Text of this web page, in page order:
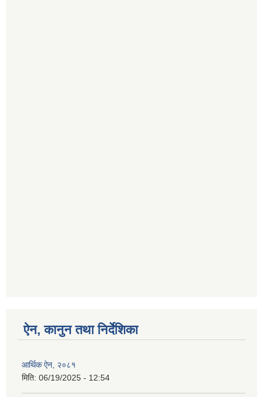
ऐन, कानुन तथा निर्देशिका
आर्थिक ऐन, २०८१
मिति: 06/19/2025 - 12:54